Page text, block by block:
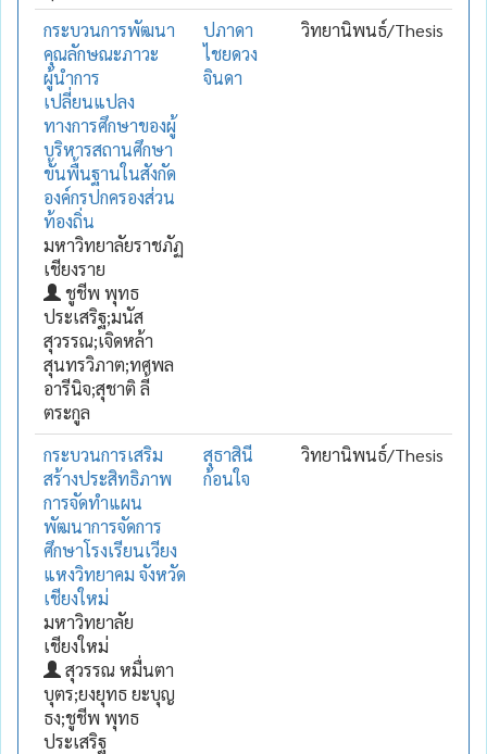
กระบวนการพัฒนา
คุณลักษณะภาวะ
ผู้นำการ
เปลี่ยนแปลง
ทางการศึกษาของผู้
บริหารสถานศึกษา
ขั้นพื้นฐานในสังกัด
องค์กรปกครองส่วน
ท้องถิ่น
มหาวิทยาลัยราชภัฏ
เชียงราย
ชูชีพ พุทธ
ประเสริฐ;มนัส
สุวรรณ;เจิดหล้า
สุนทรวิภาต;ทศพล
อารีนิจ;สุชาติ ลี้
ตระกูล
ปภาดา
ไชยดวง
จินดา
วิทยานิพนธ์/Thesis
กระบวนการเสริม
สร้างประสิทธิภาพ
การจัดทำแผน
พัฒนาการจัดการ
ศึกษาโรงเรียนเวียง
แหงวิทยาคม จังหวัด
เชียงใหม่
มหาวิทยาลัย
เชียงใหม่
สุวรรณ หมื่นตา
บุตร;ยงยุทธ ยะบุญ
ธง;ชูชีพ พุทธ
ประเสริฐ
สุธาสินี
ก้อนใจ
วิทยานิพนธ์/Thesis